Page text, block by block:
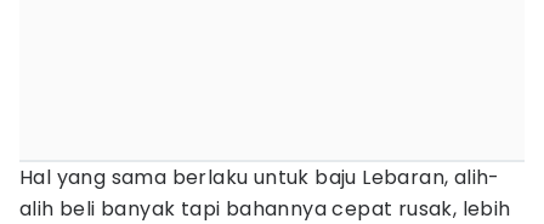
Hal yang sama berlaku untuk baju Lebaran, alih-
alih beli banyak tapi bahannya cepat rusak, lebih